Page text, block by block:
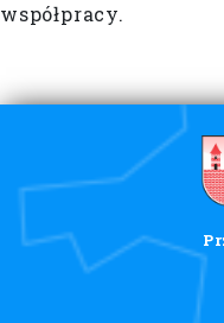
współpracy.